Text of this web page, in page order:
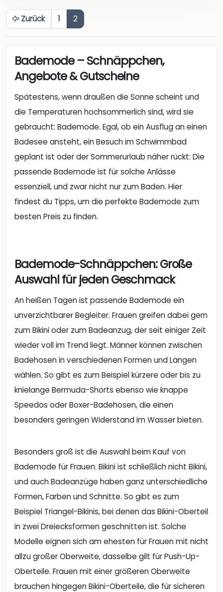
Zurück 1 2
Bademode – Schnäppchen,
Angebote & Gutscheine
Spätestens, wenn draußen die Sonne scheint und
die Temperaturen hochsommerlich sind, wird sie
gebraucht: Bademode. Egal, ob ein Ausflug an einen
Badesee ansteht, ein Besuch im Schwimmbad
geplant ist oder der Sommerurlaub näher rückt: Die
passende Bademode ist für solche Anlässe
essenziell, und zwar nicht nur zum Baden. Hier
findest du Tipps, um die perfekte Bademode zum
besten Preis zu finden.
Bademode-Schnäppchen: Große
Auswahl für jeden Geschmack
An heißen Tagen ist passende Bademode ein
unverzichtbarer Begleiter. Frauen greifen dabei gern
zum Bikini oder zum Badeanzug, der seit einiger Zeit
wieder voll im Trend liegt. Männer können zwischen
Badehosen in verschiedenen Formen und Längen
wählen. So gibt es zum Beispiel kürzere oder bis zu
knielange Bermuda-Shorts ebenso wie knappe
Speedos oder Boxer-Badehosen, die einen
besonders geringen Widerstand im Wasser bieten.
Besonders groß ist die Auswahl beim Kauf von
Bademode für Frauen. Bikini ist schließlich nicht Bikini,
und auch Badeanzüge haben ganz unterschiedliche
Formen, Farben und Schnitte. So gibt es zum
Beispiel Triangel-Bikinis, bei denen das Bikini-Oberteil
in zwei Dreiecksformen geschnitten ist. Solche
Modelle eignen sich am ehesten für Frauen mit nicht
allzu großer Oberweite, dasselbe gilt für Push-Up-
Oberteile. Frauen mit einer größeren Oberweite
brauchen hingegen Bikini-Oberteile, die für sicheren